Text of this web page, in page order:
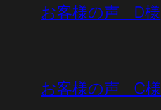
お客様の声 D様
お客様の声 C様